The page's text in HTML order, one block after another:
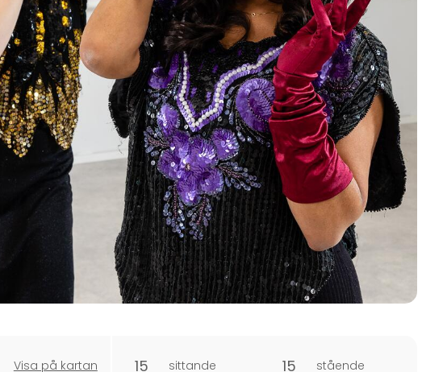
Visa på kartan 15 sittande 15 stående